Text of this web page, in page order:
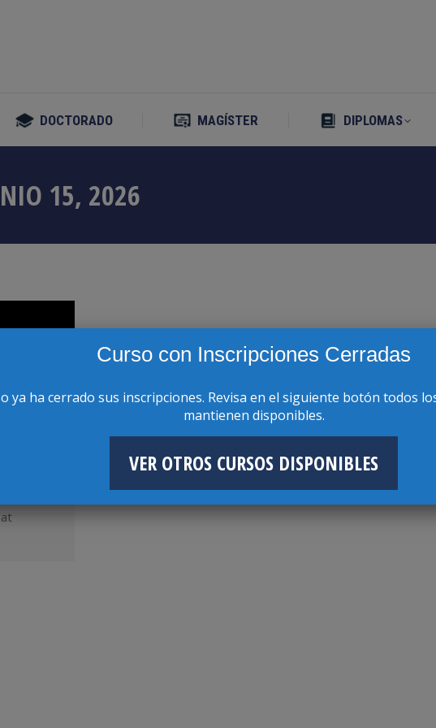
DOCTORADO MAGÍSTER DIPLOMAS
15, 2026
Curso con Inscripciones Cerradas
ya ha cerrado sus inscripciones. Revisa en el siguiente botón todos
mantienen disponibles.
VER OTROS CURSOS DISPONIBLES